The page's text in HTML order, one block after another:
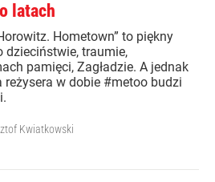
latach
Hometown” to piękny
dzieciństwie, traumie,
pamięci, Zagładzie. A jednak
reżysera w dobie #metoo budzi
Kwiatkowski